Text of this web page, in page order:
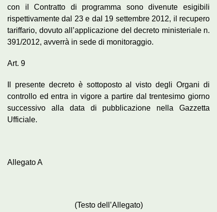
con il Contratto di programma sono divenute esigibili
rispettivamente dal 23 e dal 19 settembre 2012, il recupero
tariffario, dovuto all’applicazione del decreto ministeriale n.
391/2012, avverrà in sede di monitoraggio.
Art. 9
Il presente decreto è sottoposto al visto degli Organi di
controllo ed entra in vigore a partire dal trentesimo giorno
successivo alla data di pubblicazione nella Gazzetta
Ufficiale.
Allegato A
(Testo dell’Allegato)